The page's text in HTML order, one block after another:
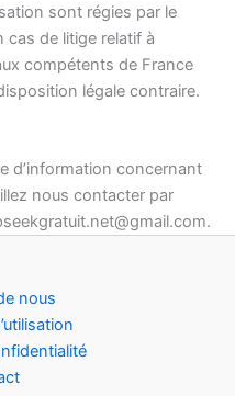
sont régies par le
cas de litige relatif à
compétents de France
légale contraire.
d’information concernant
nous contacter par
.
nous